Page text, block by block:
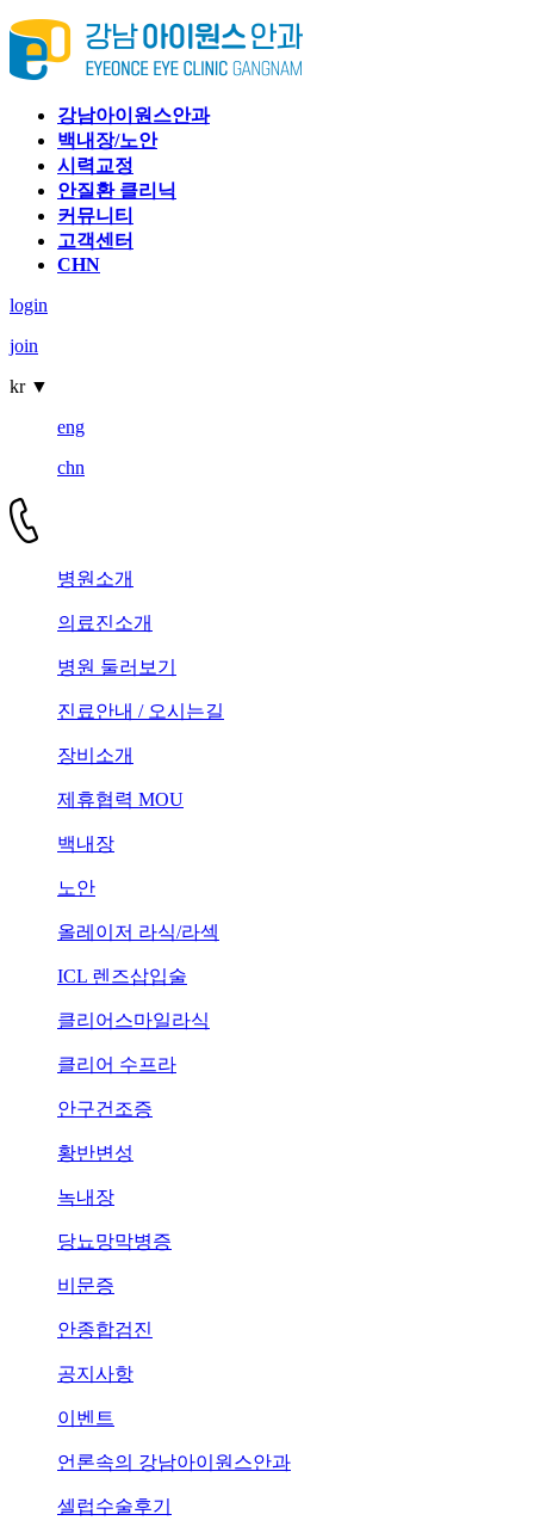
강남아이원스안과
백내장/노안
시력교정
안질환 클리닉
커뮤니티
고객센터
CHN
login
join
kr ▼
eng
chn
병원소개
의료진소개
병원 둘러보기
진료안내 / 오시는길
장비소개
제휴협력 MOU
백내장
노안
올레이저 라식/라섹
ICL 렌즈삽입술
클리어스마일라식
클리어 수프라
안구건조증
황반변성
녹내장
당뇨망막병증
비문증
안종합검진
공지사항
이벤트
언론속의 강남아이원스안과
셀럽수술후기